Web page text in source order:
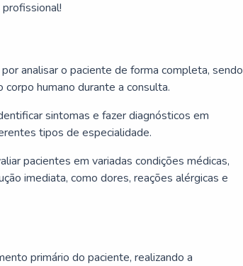
analisar o paciente de forma completa, sendo
humano durante a consulta.
sintomas e fazer diagnósticos em
tipos de especialidade.
pacientes em variadas condições médicas,
imediata, como dores, reações alérgicas e
primário do paciente, realizando a